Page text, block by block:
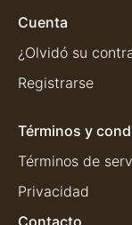
Cuenta
¿Olvidó su
Registrarse
Términos y
Términos de
Privacidad